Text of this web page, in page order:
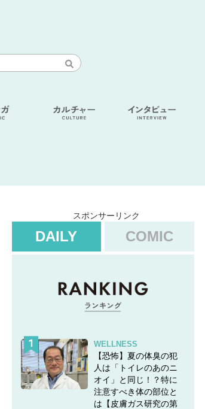
スポンサーリンク
DAILY COMIC
WELLNESS
【恐怖】夏の体臭の犯
人は「トイレのあのニ
オイ」と同じ！？特に
注意すべき体の部位と
は【皮膚ガス研究の第